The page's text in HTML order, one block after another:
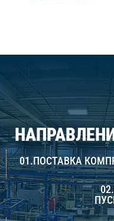
01.ПОСТАВКА